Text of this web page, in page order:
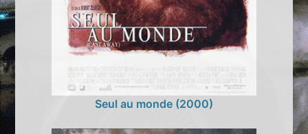
Seul au monde (2000)